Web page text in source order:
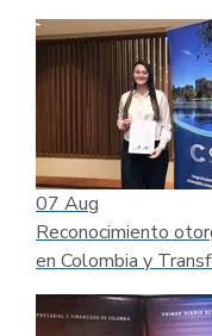
07 Aug
Reconocimiento
en Colombia y